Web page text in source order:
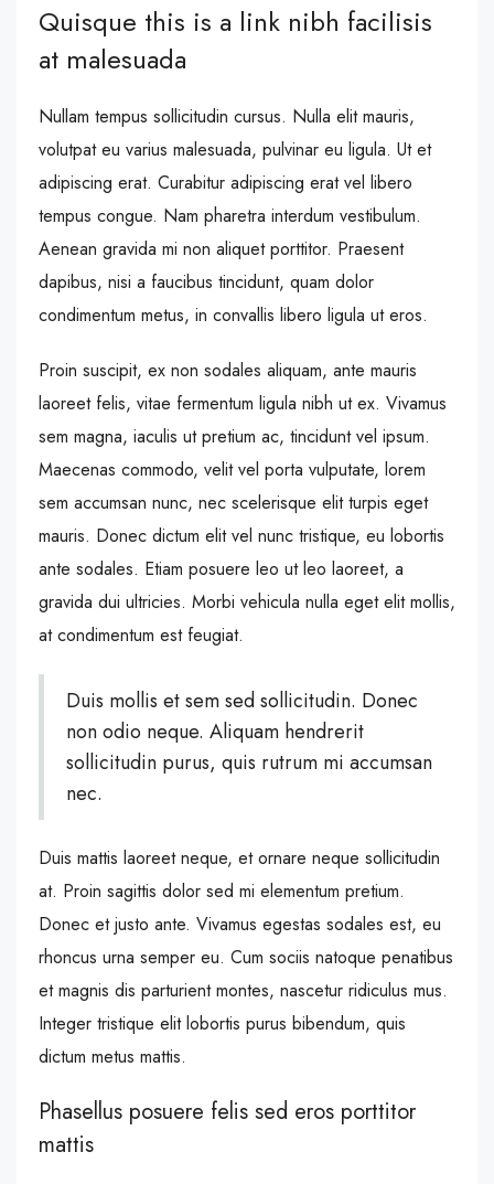
Quisque this is a link nibh facilisis
at malesuada
Nullam tempus sollicitudin cursus. Nulla elit mauris,
volutpat eu varius malesuada, pulvinar eu ligula. Ut et
adipiscing erat. Curabitur adipiscing erat vel libero
tempus congue. Nam pharetra interdum vestibulum.
Aenean gravida mi non aliquet porttitor. Praesent
dapibus, nisi a faucibus tincidunt, quam dolor
condimentum metus, in convallis libero ligula ut eros.
Proin suscipit, ex non sodales aliquam, ante mauris
laoreet felis, vitae fermentum ligula nibh ut ex. Vivamus
sem magna, iaculis ut pretium ac, tincidunt vel ipsum.
Maecenas commodo, velit vel porta vulputate, lorem
sem accumsan nunc, nec scelerisque elit turpis eget
mauris. Donec dictum elit vel nunc tristique, eu lobortis
ante sodales. Etiam posuere leo ut leo laoreet, a
gravida dui ultricies. Morbi vehicula nulla eget elit mollis,
at condimentum est feugiat.
Duis mollis et sem sed sollicitudin. Donec
non odio neque. Aliquam hendrerit
sollicitudin purus, quis rutrum mi accumsan
nec.
Duis mattis laoreet neque, et ornare neque sollicitudin
at. Proin sagittis dolor sed mi elementum pretium.
Donec et justo ante. Vivamus egestas sodales est, eu
rhoncus urna semper eu. Cum sociis natoque penatibus
et magnis dis parturient montes, nascetur ridiculus mus.
Integer tristique elit lobortis purus bibendum, quis
dictum metus mattis.
Phasellus posuere felis sed eros porttitor
mattis